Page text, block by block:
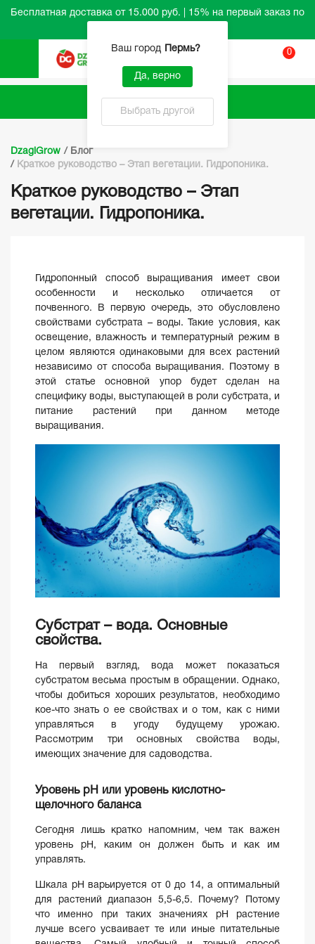
Бесплатная доставка от 15.000 руб. | 15% на первый заказ по
Ваш город Пермь?
Да, верно
Выбрать другой
0
DzagiGrow / Блог
/ Краткое руководство – Этап вегетации. Гидропоника.
Краткое руководство – Этап
вегетации. Гидропоника.
Гидропонный способ выращивания имеет свои
особенности и несколько отличается от
почвенного. В первую очередь, это обусловлено
свойствами субстрата – воды. Такие условия, как
освещение, влажность и температурный режим в
целом являются одинаковыми для всех растений
независимо от способа выращивания. Поэтому в
этой статье основной упор будет сделан на
специфику воды, выступающей в роли субстрата, и
питание растений при данном методе
выращивания.
Субстрат – вода. Основные
свойства.
На первый взгляд, вода может показаться
субстратом весьма простым в обращении. Однако,
чтобы добиться хороших результатов, необходимо
кое-что знать о ее свойствах и о том, как с ними
управляться в угоду будущему урожаю.
Рассмотрим три основных свойства воды,
имеющих значение для садоводства.
Уровень pH или уровень кислотно-
щелочного баланса
Сегодня лишь кратко напомним, чем так важен
уровень pH, каким он должен быть и как им
управлять.
Шкала pH варьируется от 0 до 14, а оптимальный
для растений диапазон 5,5-6,5. Почему? Потому
что именно при таких значениях pH растение
лучше всего усваивает те или иные питательные